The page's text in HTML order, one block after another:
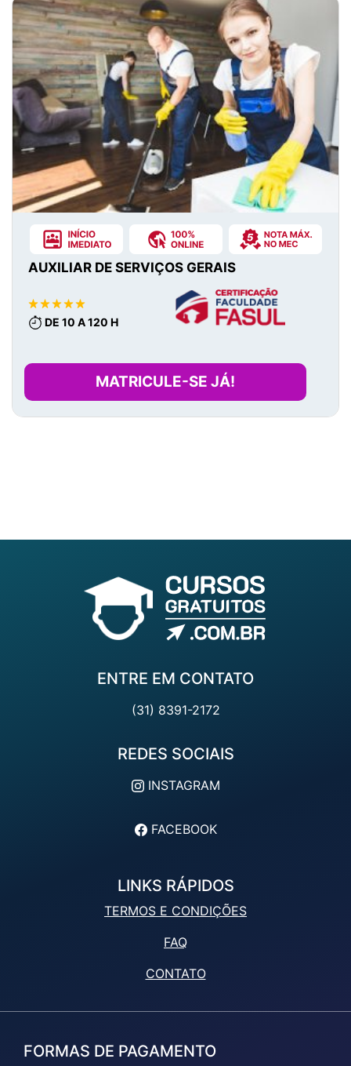
AUXILIAR DE SERVIÇOS GERAIS
DE 10 A 120 H
MATRICULE-SE JÁ!
ENTRE EM CONTATO
(31) 8391-2172
REDES SOCIAIS
INSTAGRAM
FACEBOOK
LINKS RÁPIDOS
TERMOS E CONDIÇÕES
FAQ
CONTATO
FORMAS DE PAGAMENTO